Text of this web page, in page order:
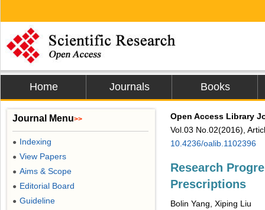
Home Journals Books
Open Access Library
Vol.03 No.02(2016),
10.4236/oalib.1102396
Research
Prescriptions
Bolin Yang, Xiping Liu
Journal Menu>>
● Indexing
● View Papers
● Aims & Scope
● Editorial Board
● Guideline